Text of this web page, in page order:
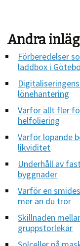
Andra
Förberedelser
laddbox i
lönehantering
Varför allt fler
helfoliering
Varför löpande
likviditet
Underhåll av
byggnader
Varför en
mer än du tror
Skillnaden
gruppstorlekar